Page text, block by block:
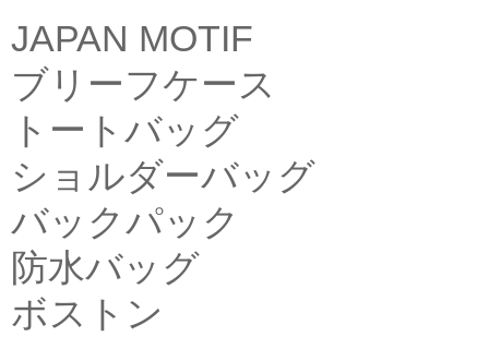
JAPAN MOTIF
ブリーフケース
トートバッグ
ショルダーバッグ
バックパック
防水バッグ
ボストン